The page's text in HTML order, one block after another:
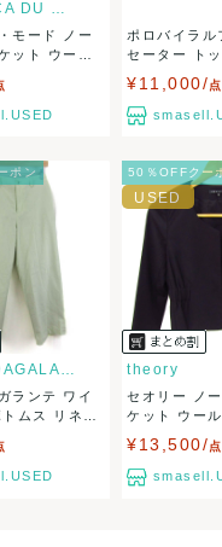
送料： ¥1,650 (見込
出荷目安：5営業日
出荷予定日：なる
兵庫県から出荷
モード ノー
ット ウール
ポロバイラル
セーター ト
¥11,000/点
ポン
GALLARDAGALANTE
ランテ ワイ
トムス リネ
50％OFFクー
theory
セオリー ノ
ケット ウー
¥13,500/点